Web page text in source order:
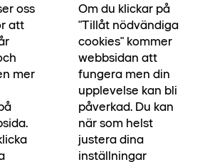
bostad från oss, köper du direkt
har byggt huset. Direkt från den
direkt från den som
och bestämt vilken
platsen ska bidra med. Ja, till
från den som lägger asfalten
egna arkitekter och
har skapat bostaden för dig som
många år. För att du ska
oss
att
mer
Om du klickar på
"Tillåt nödvändiga
cookies" kommer
webbsidan att
fungera men din
upplevelse kan bli
påverkad. Du kan
när som helst
justera dina
inställningar